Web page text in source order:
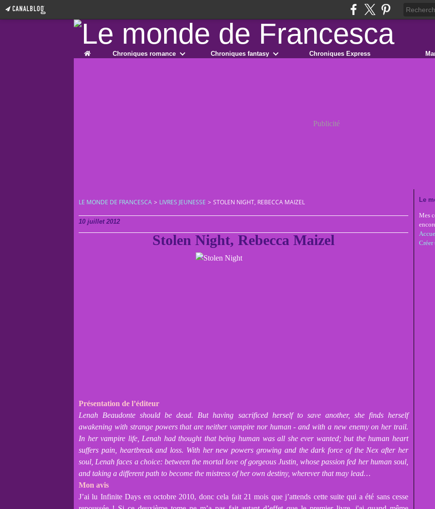
Home Chroniques romance Chroniques fantasy Chroniques Express
Publicité
LE MONDE DE FRANCESCA > LIVRES JEUNESSE > STOLEN NIGHT, REBECCA MAIZEL
10 juillet 2012
Stolen Night, Rebecca Maizel
Présentation de l’éditeur
Lenah Beaudonte should be dead. But having sacrificed herself to save another, she finds herself
awakening with strange powers that are neither vampire nor human - and with a new enemy on her trail.
In her vampire life, Lenah had thought that being human was all she ever wanted; but the human heart
suffers pain, heartbreak and loss. With her new powers growing and the dark force of the Nex after her
soul, Lenah faces a choice: between the mortal love of gorgeous Justin, whose passion fed her human soul,
and taking a different path to become the mistress of her own destiny, wherever that may lead…
Mon avis
J’ai lu Infinite Days en octobre 2010, donc cela fait 21 mois que j’attends cette suite qui a été sans cesse
Le
Mes